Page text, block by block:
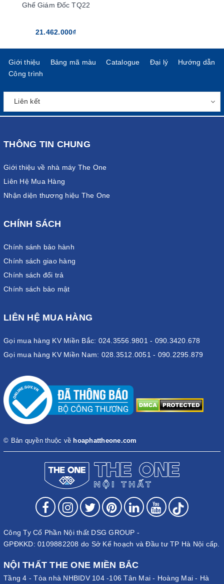
Ghế Giám Đốc TQ22
21.462.000₫
Giới thiệu Bảng mã màu Catalogue Đại lý
Hướng dẫn
Công trình
THÔNG TIN CHUNG
Giới thiệu về nhà máy The One
Liên Hệ Mua Hàng
Nhận diện thương hiệu The One
CHÍNH SÁCH
Chính sánh bảo hành
Chính sách giao hàng
Chính sách đổi trả
Chính sách bảo mật
LIÊN HỆ MUA HÀNG
Gọi mua hàng KV Miền Bắc: 024.3556.9801 - 090.3420.678
Gọi mua hàng KV Miền Nam: 028.3512.0051 - 090.2295.879
© Bản quyền thuộc về hoaphattheone.com
Công Ty Cổ Phần Nội thất DSG GROUP -
GPĐKKD: 0109882208 do Sở Kế hoạch và Đầu tư TP Hà Nội cấp.
NỘI THẤT THE ONE MIỀN BẮC
Tầng 4 - Tòa nhà NHBIDV 104 -106 Tân Mai - Hoàng Mai - Hà